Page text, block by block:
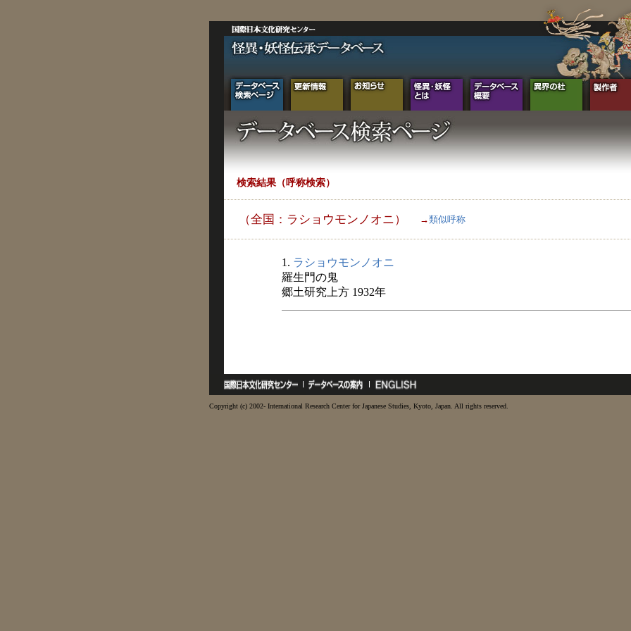
検索結果（呼称検索）
（全国：ラショウモンノオニ） →類似呼称
1. ラショウモンノオニ
羅生門の鬼
郷土研究上方 1932年
Copyright (c) 2002- International Research Center for Japanese Studies, Kyoto, Japan. All rights reserved.